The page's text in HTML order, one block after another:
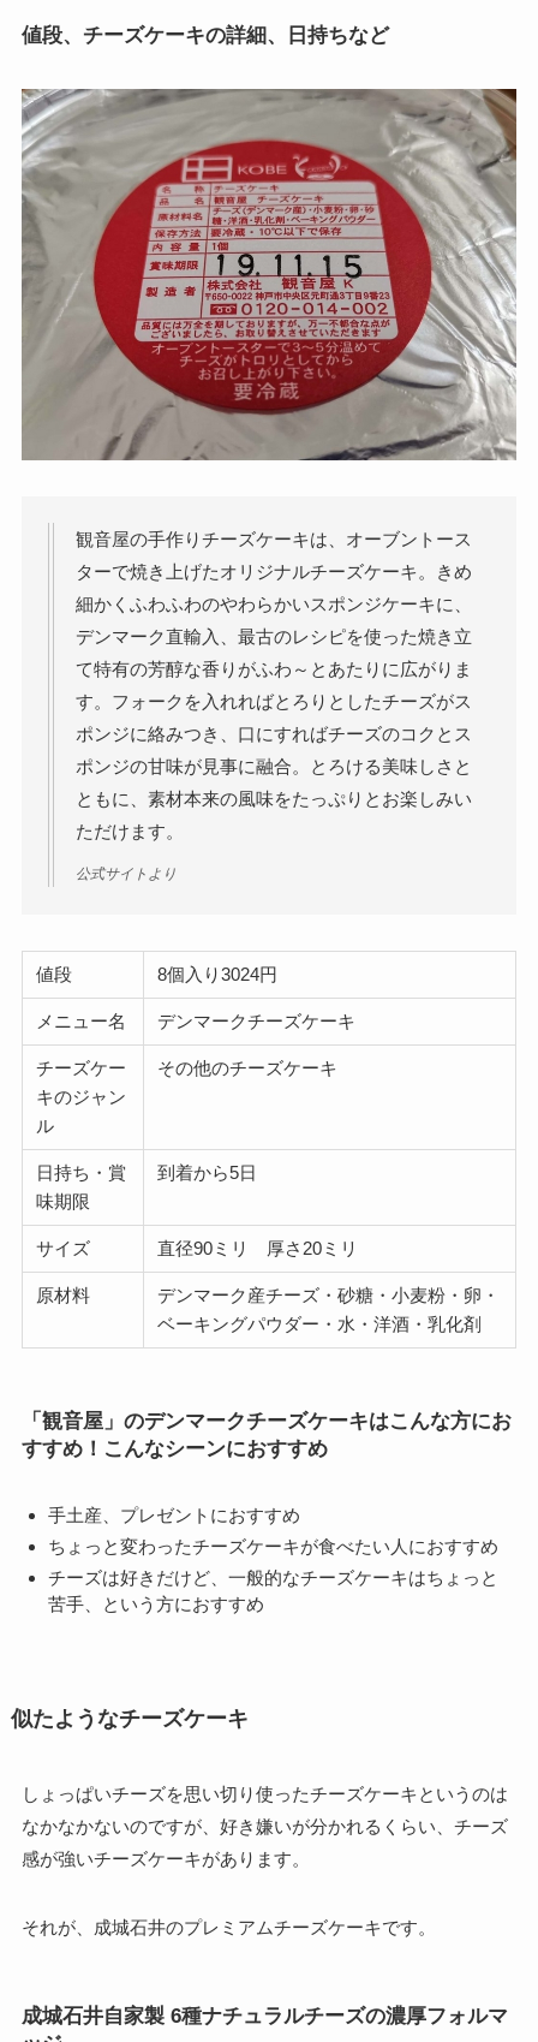
値段、チーズケーキの詳細、日持ちなど
観音屋の手作りチーズケーキは、オーブントース
ターで焼き上げたオリジナルチーズケーキ。きめ
細かくふわふわのやわらかいスポンジケーキに、
デンマーク直輸入、最古のレシピを使った焼き立
て特有の芳醇な香りがふわ～とあたりに広がりま
す。フォークを入れればとろりとしたチーズがス
ポンジに絡みつき、口にすればチーズのコクとス
ポンジの甘味が見事に融合。とろける美味しさと
ともに、素材本来の風味をたっぷりとお楽しみい
ただけます。
公式サイトより
値段 8個入り3024円
メニュー名 デンマークチーズケーキ
チーズケー
キのジャン
ル
その他のチーズケーキ
日持ち・賞
味期限
到着から5日
サイズ 直径90ミリ 厚さ20ミリ
原材料
デンマーク産チーズ・砂糖・小麦粉・卵・
ベーキングパウダー・水・洋酒・乳化剤
「観音屋」のデンマークチーズケーキはこんな方にお
すすめ！こんなシーンにおすすめ
手土産、プレゼントにおすすめ
ちょっと変わったチーズケーキが食べたい人におすすめ
チーズは好きだけど、一般的なチーズケーキはちょっと
苦手、という方におすすめ
似たようなチーズケーキ
しょっぱいチーズを思い切り使ったチーズケーキというのは
なかなかないのですが、好き嫌いが分かれるくらい、チーズ
感が強いチーズケーキがあります。
それが、成城石井のプレミアムチーズケーキです。
成城石井自家製 6種ナチュラルチーズの濃厚フォルマ